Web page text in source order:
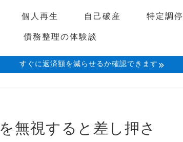
個人再生 自己破産 特定調停
債務整理の体験談
すぐに返済額を減らせるか確認できます
無視すると差し押さ